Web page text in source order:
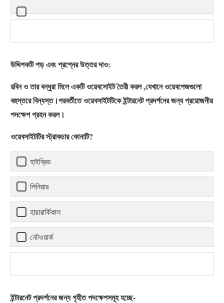
উদ্দিপকটি পড় এবং প্রশ্নের উত্তর দাও:
রবিন ও তার বন্ধুরা মিলে একটি ওয়েবসােইট তৈরী করল ,যেখানে ওয়েবপেজগুলো
বহুস্তরে বিন্যস্ত।পরবর্তীতে ওয়েবসাইটটিকে ইন্টারনেট প্রদর্শনের জন্য প্রয়োজনীয়
পদক্ষেপ গ্রহন করল।
ওয়েবসাইটটির স্ট্রাকচার কোনাটি?
হাইব্রিড
লিনিয়ার
হায়ারার্কিকাল
নেটওয়ার্ক
ইন্টারনেট প্রদর্শনের জন্য গৃহীত পদক্ষেপসমূহ হচ্ছে-